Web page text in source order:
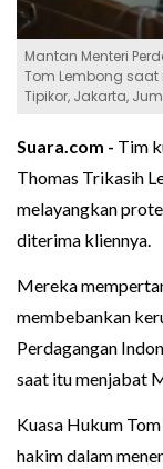
Mantan Menteri
Tom Lembong
Tipikor, Jakarta,
Suara.com - Tim
Thomas Trikasih
melayangkan
diterima kliennya.
Mereka
membebankan
Perdagangan
saat itu menjabat
Kuasa Hukum
hakim dalam